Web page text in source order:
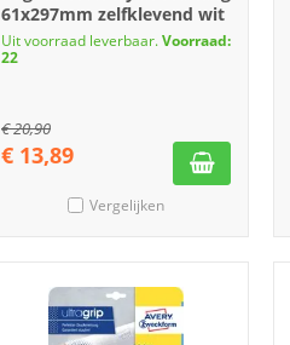
61x297mm zelfklevend wit
Uit voorraad leverbaar.Voorraad:
22
€20,90
€ 13,89
Vergelijken